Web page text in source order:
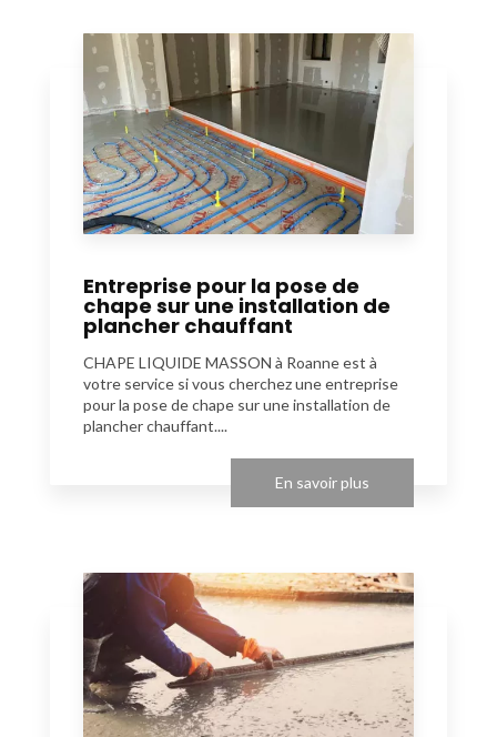
Entreprise pour la pose de
chape sur une installation de
plancher chauffant
CHAPE LIQUIDE MASSON à Roanne est à
votre service si vous cherchez une entreprise
pour la pose de chape sur une installation de
plancher chauffant....
En savoir plus